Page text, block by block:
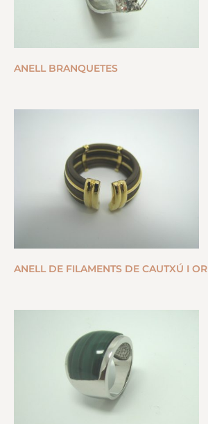
ANELL BRANQUETES
ANELL DE FILAMENTS DE CAUTXÚ I OR